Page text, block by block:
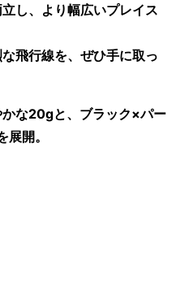
し、より幅広いプレイス
飛行線を、ぜひ手に取っ
な20gと、ブラック×パー
開。